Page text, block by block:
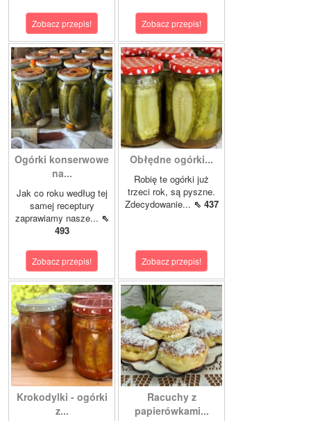
Zobacz przepis! Zobacz przepis!
Ogórki konserwowe
na...
Jak co roku według tej
samej receptury
zaprawiamy nasze... ⇖
493
Zobacz przepis!
Obłędne ogórki...
Robię te ogórki już
trzeci rok, są pyszne.
Zdecydowanie... ⇖ 437
Zobacz przepis!
Krokodylki - ogórki
z...
Racuchy z
papierówkami...